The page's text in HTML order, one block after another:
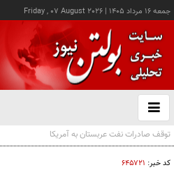
جمعه ۱۶ مرداد ۱۴۰۵ |
Friday , 07 August 2026
باز
و
ترامپ از افشای کمبود مهمات آمریکا خشمگین است
کد خبر: ۶۴۵۷۲۱